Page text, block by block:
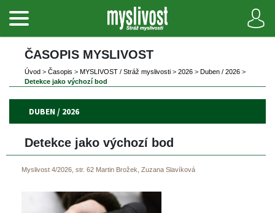
ČASOPIS MYSLIVOST
Úvod > Časopi > MYSLIVOST / Stráž myslivosti > 2026 > Duben / 2026 >
Detekce jako výchozí bod
DUBEN / 2026
Detekce jako výchozí bod
Myslivost 4/2026, str. 62 Martin Brožek, Zuzana Slavíková